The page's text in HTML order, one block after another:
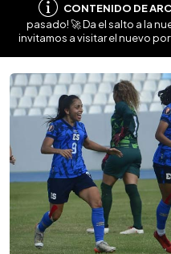
CONTENIDO DE
pasado! 🚀 Da el salto a la
invitamos a visitar el nuevo